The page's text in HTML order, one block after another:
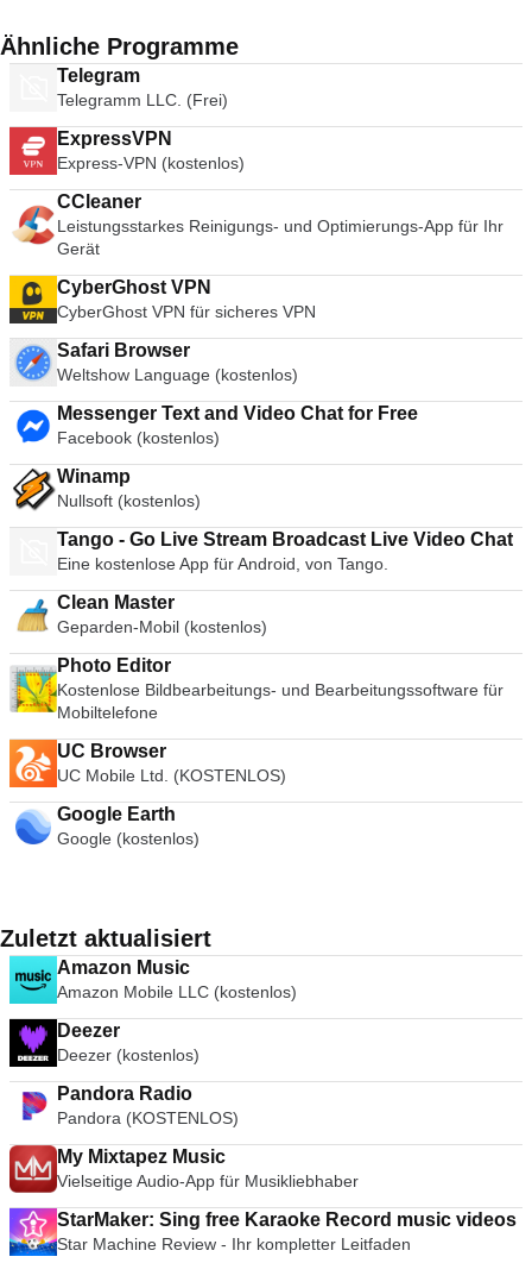
Ähnliche Programme
Telegram
Telegramm LLC. (Frei)
ExpressVPN
Express-VPN (kostenlos)
CCleaner
Leistungsstarkes Reinigungs- und Optimierungs-App für Ihr
Gerät
CyberGhost VPN
CyberGhost VPN für sicheres VPN
Safari Browser
Weltshow Language (kostenlos)
Messenger Text and Video Chat for Free
Facebook (kostenlos)
Winamp
Nullsoft (kostenlos)
Tango - Go Live Stream Broadcast Live Video Chat
Eine kostenlose App für Android, von Tango.
Clean Master
Geparden-Mobil (kostenlos)
Photo Editor
Kostenlose Bildbearbeitungs- und Bearbeitungssoftware für
Mobiltelefone
UC Browser
UC Mobile Ltd. (KOSTENLOS)
Google Earth
Google (kostenlos)
Zuletzt aktualisiert
Amazon Music
Amazon Mobile LLC (kostenlos)
Deezer
Deezer (kostenlos)
Pandora Radio
Pandora (KOSTENLOS)
My Mixtapez Music
Vielseitige Audio-App für Musikliebhaber
StarMaker: Sing free Karaoke Record music videos
Star Machine Review - Ihr kompletter Leitfaden